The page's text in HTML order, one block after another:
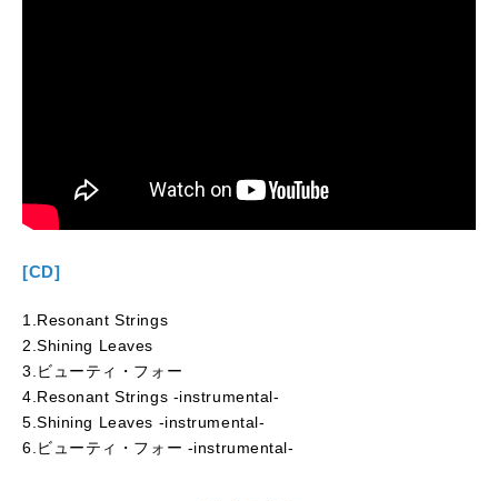
[CD]
1.Resonant Strings
2.Shining Leaves
3.ビューティ・フォー
4.Resonant Strings -instrumental-
5.Shining Leaves -instrumental-
6.ビューティ・フォー -instrumental-